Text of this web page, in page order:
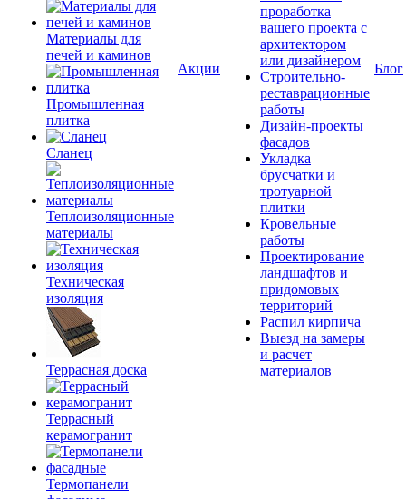
Материалы для
печей и каминов
Промышленная
плитка
Сланец
Теплоизоляционные
материалы
Техническая
изоляция
Террасная доска
Террасный
керамогранит
Термопанели
Акции
проработка
вашего проекта с
архитектором
или дизайнером
Строительно-
реставрационные
работы
Дизайн-проекты
фасадов
Укладка
брусчатки и
тротуарной
плитки
Кровельные
работы
Проектирование
ландшафтов и
придомовых
территорий
Распил кирпича
Выезд на замеры
и расчет
материалов
Блог